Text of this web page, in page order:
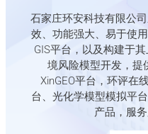
石家庄环安科技有限公
效、功能强大、易于使
GIS平台，以及构建于
境风险模型开发，提
XinGEO平台，环评在
台、光化学模型模拟平
产品，服务